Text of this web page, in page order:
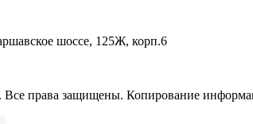
шоссе, 125Ж, корп.6
права защищены. Копирование